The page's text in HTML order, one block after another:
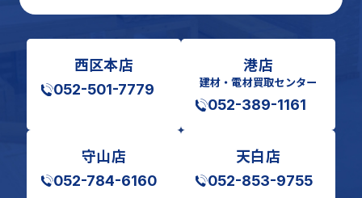
西区本店
052-501-7779
港店
建材・電材買取センター
052-389-1161
守山店
052-784-6160
天白店
052-853-9755